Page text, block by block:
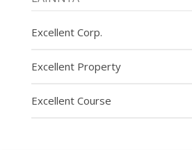
Excellent Corp.
Excellent Property
Excellent Course